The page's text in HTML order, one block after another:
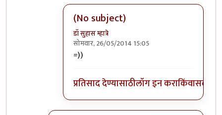
(No subject)
डॉ सुहास म्हात्रे
सोमवार, 26/05/2014 15:05
In reply to
=))
प्रतिसाद देण्यासाठीलॉग इन कराकिंवासदस्य